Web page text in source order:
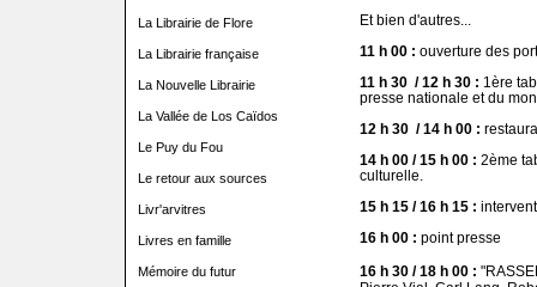
La Librairie de Flore
La Librairie française
La Nouvelle Librairie
La Vallée de Los Caïdos
Le Puy du Fou
Le retour aux sources
Livr'arvitres
Livres en famille
Mémoire du futur
Et bien d'autres...
11 h 00 : ouverture des
11 h 30 / 12 h 30 : 1ère
presse nationale et du
12 h 30 / 14 h 00 :
14 h 00 / 15 h 00 : 2ème
culturelle.
15 h 15 / 16 h 15 :
16 h 00 : point presse
16 h 30 / 18 h 00 :